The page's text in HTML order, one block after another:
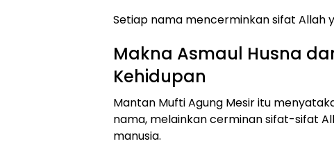
Setiap nama mencerminkan sifat Allah
Makna Asmaul Husna
Kehidupan
Mantan Mufti Agung Mesir itu
nama, melainkan cerminan sifat-sifat
manusia.